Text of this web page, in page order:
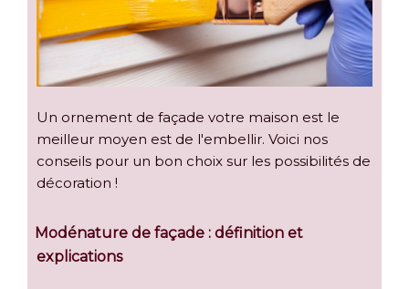
Un ornement de façade votre maison est le
meilleur moyen est de l'embellir. Voici nos
conseils pour un bon choix sur les possibilités de
décoration !
Modénature de façade : définition et
explications